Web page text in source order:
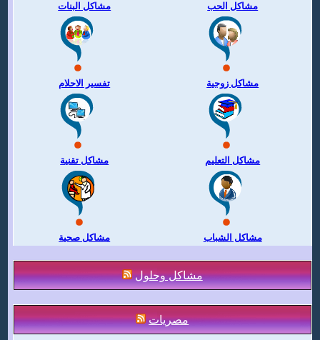
مشاكل البنات مشاكل الحب
تفسير الاحلام مشاكل زوجية
مشاكل تقنية مشاكل التعليم
مشاكل صحية مشاكل الشباب
مشاكل وحلول
مصريات